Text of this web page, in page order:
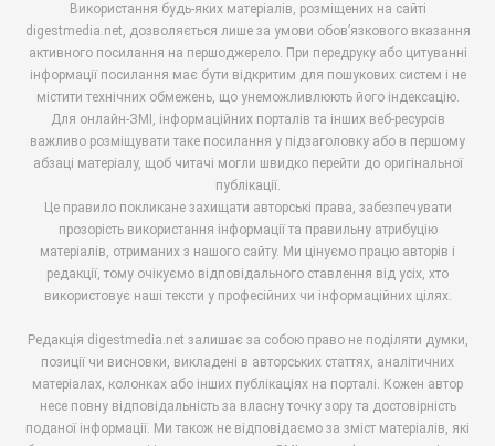
Використання будь-яких матеріалів, розміщених на сайті
digestmedia.net, дозволяється лише за умови обов’язкового вказання
активного посилання на першоджерело. При передруку або цитуванні
інформації посилання має бути відкритим для пошукових систем і не
містити технічних обмежень, що унеможливлюють його індексацію.
Для онлайн-ЗМІ, інформаційних порталів та інших веб-ресурсів
важливо розміщувати таке посилання у підзаголовку або в першому
абзаці матеріалу, щоб читачі могли швидко перейти до оригінальної
публікації.
Це правило покликане захищати авторські права, забезпечувати
прозорість використання інформації та правильну атрибуцію
матеріалів, отриманих з нашого сайту. Ми цінуємо працю авторів і
редакції, тому очікуємо відповідального ставлення від усіх, хто
використовує наші тексти у професійних чи інформаційних цілях.
Редакція digestmedia.net залишає за собою право не поділяти думки,
позиції чи висновки, викладені в авторських статтях, аналітичних
матеріалах, колонках або інших публікаціях на порталі. Кожен автор
несе повну відповідальність за власну точку зору та достовірність
поданої інформації. Ми також не відповідаємо за зміст матеріалів, які